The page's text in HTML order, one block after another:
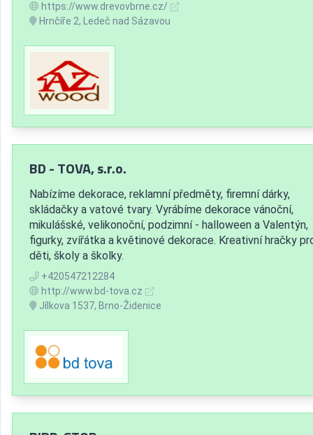
https://www.drevovbrne.cz/
Hrnčíře 2, Ledeč nad Sázavou
BD - TOVA, s.r.o.
Nabízíme dekorace, reklamní předměty, firemní dárky,
skládačky a vatové tvary. Vyrábíme dekorace vánoční,
mikulášské, velikonoční, podzimní - halloween a Valentýn,
figurky, zvířátka a květinové dekorace. Kreativní hračky
děti, školy a školky.
+420547212284
http://www.bd-tova.cz
Jílkova 1537, Brno-Židenice